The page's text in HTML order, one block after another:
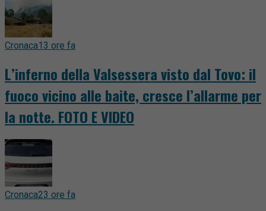
Cronaca13 ore fa
L’inferno della Valsessera visto dal Tovo: il
fuoco vicino alle baite, cresce l’allarme per
la notte. FOTO E VIDEO
Cronaca23 ore fa